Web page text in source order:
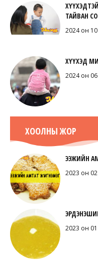
ТАЙВАН
2024 он
ХҮҮХЭД
2024 он
ХООЛНЫ ЖОР
ЭЭЖИЙН
2023 он
2023 он 01